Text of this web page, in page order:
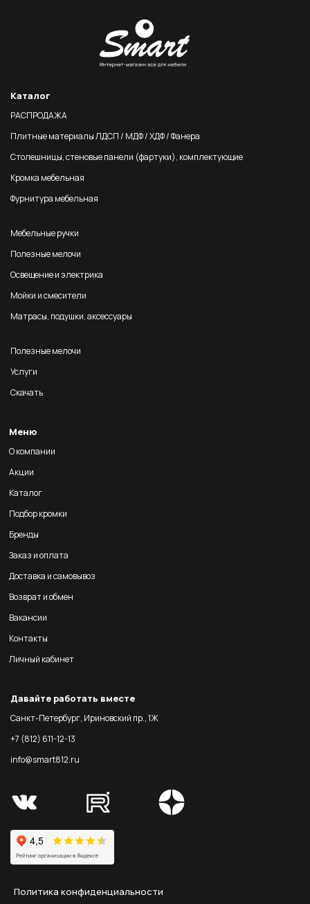
Каталог
РАСПРОДАЖА
Плитные материалы ЛДСП / МДФ / ХДФ / Фанера
Столешницы, стеновые панели (фартуки), комплектующие
Кромка мебельная
Фурнитура мебельная
Мебельные ручки
Полезные мелочи
Освещение и электрика
Мойки и смесители
Матрасы, подушки, аксессуары
Полезные мелочи
Услуги
Скачать
Меню
О компании
Акции
Каталог
Подбор кромки
Бренды
Заказ и оплата
Доставка и самовывоз
Возврат и обмен
Вакансии
Контакты
Личный кабинет
Давайте работать вместе
Санкт-Петербург, Ириновский пр., 1Ж
+7 (812) 611-12-13
info@smart812.ru
Политика конфиденциальности